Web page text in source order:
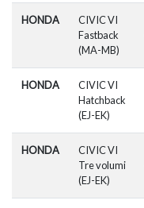
HONDA
CIVIC VI
Fastback
(MA-MB)
HONDA
CIVIC VI
Hatchback
(EJ-EK)
HONDA
CIVIC VI
Tre volumi
(EJ-EK)